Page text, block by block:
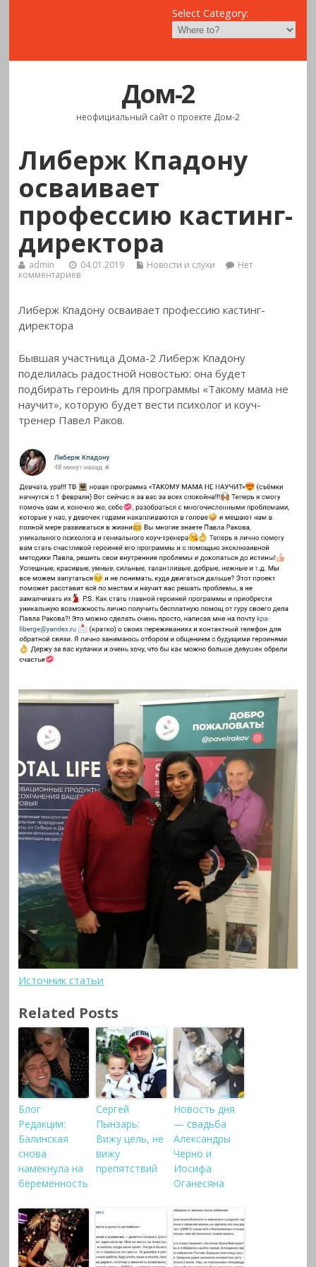
Select Category:
Дом-2
неофициальный сайт о проекте Дом-2
Либерж Кпадону
осваивает
профессию кастинг-
директора
admin 04.01.2019 Новости и слухи
Нет
комментариев
Либерж Кпадону осваивает профессию кастинг-
директора
Бывшая участница Дома-2 Либерж Кпадону
поделилась радостной новостью: она будет
подбирать героинь для программы «Такому мама не
научит», которую будет вести психолог и коуч-
тренер Павел Раков.
Источник статьи
Related Posts
Блог
Редакции:
Балинская
снова
намекнула на
беременность
Сергей
Пынзарь:
Вижу цель, не
вижу
препятствий
Новость дня
— свадьба
Александры
Черно и
Иосифа
Оганесяна